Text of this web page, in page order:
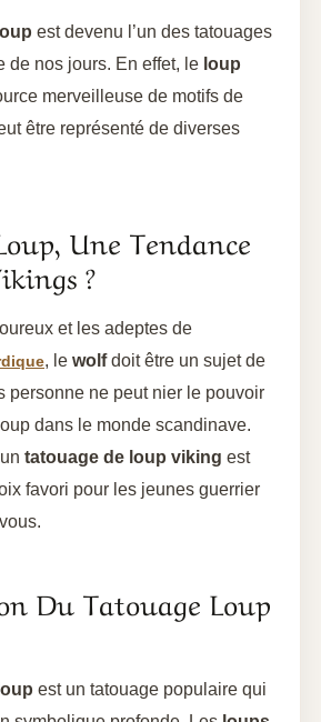
loup est devenu l’un des tatouages
de nos jours. En effet, le loup
merveilleuse de motifs de
être représenté de diverses
Une Tendance
?
et les adeptes de
, le wolfdoit être un sujet de
personne ne peut nier le pouvoir
dans le monde scandinave.
tatouage de loup viking est
favori pour les jeunes guerrier
Du Tatouage Loup
est un tatouage populaire qui